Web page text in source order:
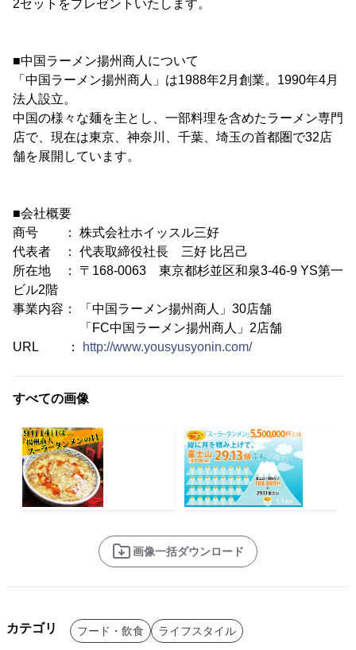
2セットをプレゼントいたします。
■中国ラーメン揚州商人について
「中国ラーメン揚州商人」は1988年2月創業。1990年4月
法人設立。
中国の様々な麺を主とし、一部料理を含めたラーメン専門
店で、現在は東京、神奈川、千葉、埼玉の首都圏で32店
舗を展開しています。
■会社概要
商号 ： 株式会社ホイッスル三好
代表者 ： 代表取締役社長 三好 比呂己
所在地 ： 〒168-0063 東京都杉並区和泉3-46-9 YS第一
ビル2階
事業内容： 「中国ラーメン揚州商人」30店舗
「FC中国ラーメン揚州商人」2店舗
URL ：
http://www.yousyusyonin.com/
すべての画像
画像一括ダウンロード
カテゴリ フード・飲食 ライフスタイル